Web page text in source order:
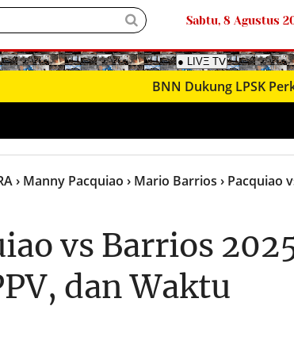
Sabtu, 8 Agustus
BNN Dukung LPSK Perkuat
› Manny Pacquiao › Mario Barrios › Pacquiao
vs Barrios
dan Waktu